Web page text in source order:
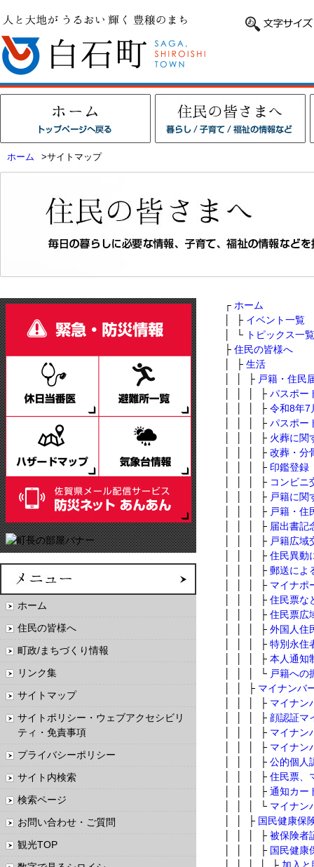
ホーム >サイトマップ
ホーム
住民の皆様へ
町政/まちづくり情報
リンク集
サイトマップ
サイトポリシー・ウェブアクセシビリ
ティ・免責事項
プライバシーポリシー
サイト内検索
検索ページ
お問い合わせ・ご質問
観光TOP
┌ ホーム
│ ├ イベント一覧
│ └ トピックス一覧
├ 住民の皆様へ
│ ├ 生活
│ │ ├ 戸籍・住民
│ │ │ ├ パスポー
│ │ │ ├ 令和8年7
│ │ │ ├ パスポー
│ │ │ ├ 火葬に関
│ │ │ ├ 改葬・分
│ │ │ ├ 印鑑登録
│ │ │ ├ コンビニ
│ │ │ ├ 戸籍に関
│ │ │ ├ 戸籍・住
│ │ │ ├ 届出書記
│ │ │ ├ 戸籍広域
│ │ │ ├ 住民異動
│ │ │ ├ 郵送によ
│ │ │ ├ マイナポ
│ │ │ ├ 住民票な
│ │ │ ├ 住民票広
│ │ │ ├ 外国人住
│ │ │ ├ 特別永住
│ │ │ ├ 本人通知
│ │ │ └ 戸籍への
│ │ ├ マイナンバ
│ │ │ ├ マイナン
│ │ │ ├ 顔認証マ
│ │ │ ├ マイナン
│ │ │ ├ マイナン
│ │ │ ├ 公的個人
│ │ │ ├ 住民票、
│ │ │ ├ 通知カー
│ │ │ └ マイナン
│ │ ├ 国民健康保
│ │ │ ├ 被保険者
│ │ │ ├ 国民健康